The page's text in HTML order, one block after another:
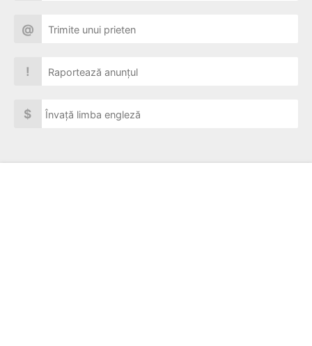
@ Trimite unui prieten
! Raportează anunțul
$ Învață limba engleză